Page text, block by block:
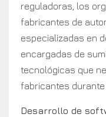
reguladoras, los
fabricantes de
especializadas en
encargadas de
tecnológicas que
fabricantes
Desarrollo de